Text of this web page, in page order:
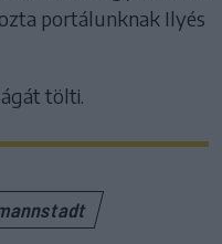
portálunknak Ilyés
tölti.